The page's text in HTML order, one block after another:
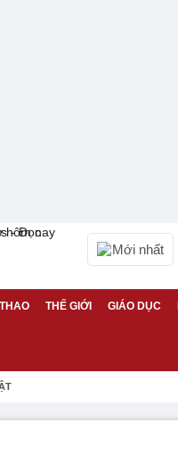
Mới nhất
THẾ GIỚI GIÁO DỤC